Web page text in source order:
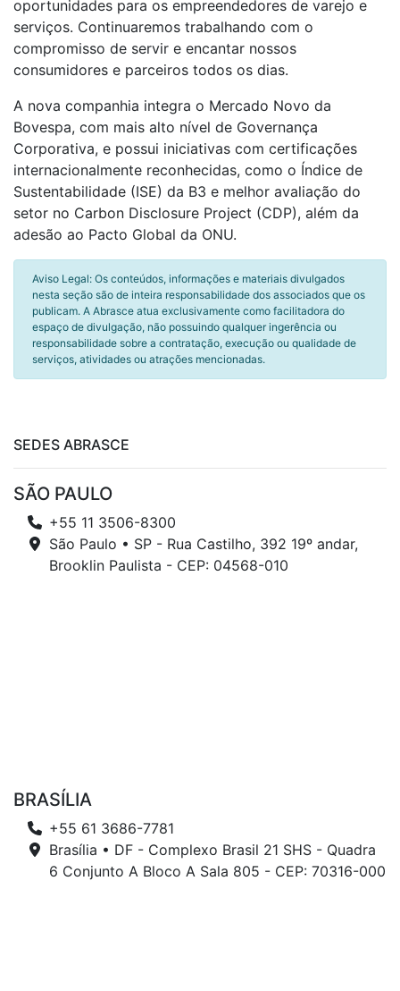
oportunidades para os empreendedores de varejo e
serviços. Continuaremos trabalhando com o
compromisso de servir e encantar nossos
consumidores e parceiros todos os dias.
A nova companhia integra o Mercado Novo da
Bovespa, com mais alto nível de Governança
Corporativa, e possui iniciativas com certificações
internacionalmente reconhecidas, como o Índice de
Sustentabilidade (ISE) da B3 e melhor avaliação do
setor no Carbon Disclosure Project (CDP), além da
adesão ao Pacto Global da ONU.
Aviso Legal: Os conteúdos, informações e materiais divulgados
nesta seção são de inteira responsabilidade dos associados que os
publicam. A Abrasce atua exclusivamente como facilitadora do
espaço de divulgação, não possuindo qualquer ingerência ou
responsabilidade sobre a contratação, execução ou qualidade de
serviços, atividades ou atrações mencionadas.
SEDES ABRASCE
SÃO PAULO
+55 11 3506-8300
São Paulo • SP - Rua Castilho, 392 19º andar,
Brooklin Paulista - CEP: 04568-010
BRASÍLIA
+55 61 3686-7781
Brasília • DF - Complexo Brasil 21 SHS - Quadra
6 Conjunto A Bloco A Sala 805 - CEP: 70316-000